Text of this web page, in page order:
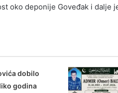
oko deponije Goveđak i dalje
dobilo
godina